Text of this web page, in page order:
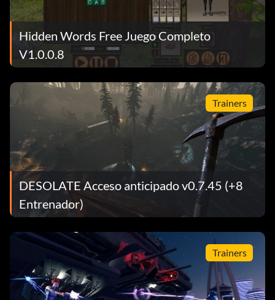
Hidden Words Free Juego Completo
V1.0.0.8
Trainers
DESOLATE Acceso anticipado v0.7.45 (+8
Entrenador)
Trainers